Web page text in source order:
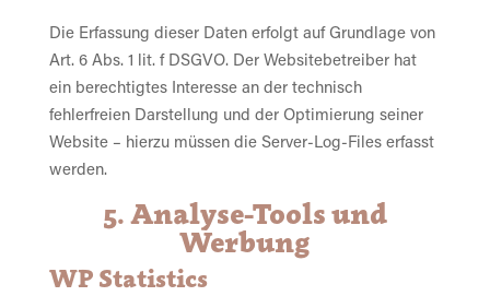
Die Erfassung dieser Daten erfolgt auf Grundlage von
Art. 6 Abs. 1 lit. f DSGVO. Der Websitebetreiber hat
ein berechtigtes Interesse an der technisch
fehlerfreien Darstellung und der Optimierung seiner
Website – hierzu müssen die Server-Log-Files erfasst
werden.
5. Analyse-Tools und
Werbung
WP Statistics